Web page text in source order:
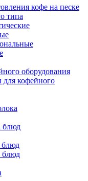
кофе на песке
типа
оборудования
для кофейного
блюд
блюд
блюд